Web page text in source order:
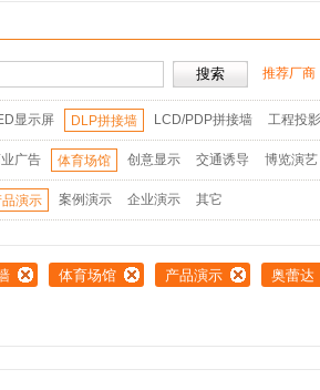
推荐厂商
显示屏 DLP拼接墙 LCD/PDP拼接墙 工程投
广告 体育场馆 创意显示 交通诱导 博览演艺
品演示 案例演示 企业演示 其它
体育场馆 产品演示 奥蕾达